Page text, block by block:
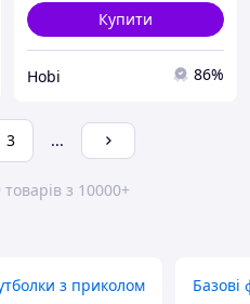
Купити
Hobi 86%
3 ...
з 10000+
з приколом Базові